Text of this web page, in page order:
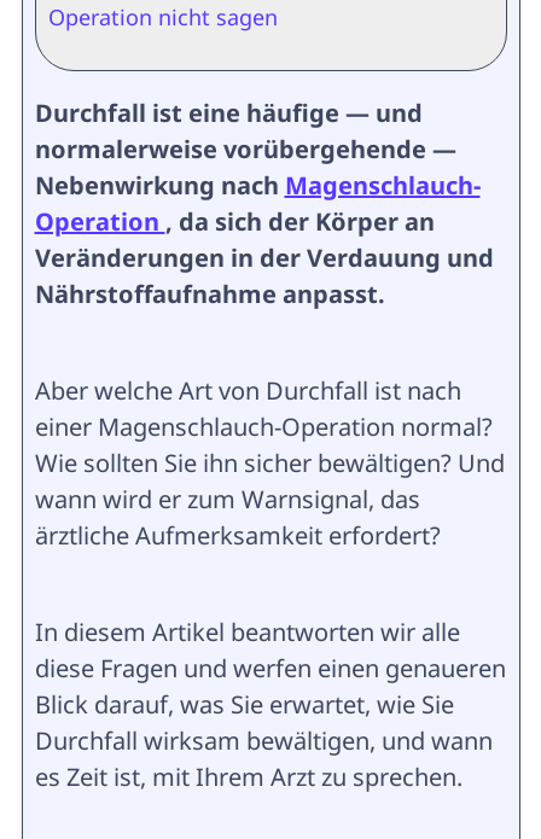
Operation nicht sagen
Durchfall ist eine häufige — und
normalerweise vorübergehende —
Nebenwirkung nach Magenschlauch-
Operation , da sich der Körper an
Veränderungen in der Verdauung und
Nährstoffaufnahme anpasst.
Aber welche Art von Durchfall ist nach
einer Magenschlauch-Operation normal?
Wie sollten Sie ihn sicher bewältigen? Und
wann wird er zum Warnsignal, das
ärztliche Aufmerksamkeit erfordert?
In diesem Artikel beantworten wir alle
diese Fragen und werfen einen genaueren
Blick darauf, was Sie erwartet, wie Sie
Durchfall wirksam bewältigen, und wann
es Zeit ist, mit Ihrem Arzt zu sprechen.